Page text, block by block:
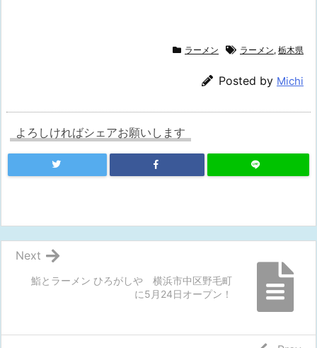
ラーメン ラーメン, 栃木県
Posted by Michi
よろしければシェアお願いします
鮨とラーメン ひろがしや 横浜市中区野毛町
に5月24日オープン！
Next